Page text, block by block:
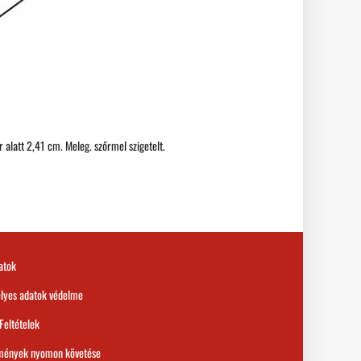
2,41 cm. Meleg. szőrmel szigetelt.
adatok védelme
nyomon követése